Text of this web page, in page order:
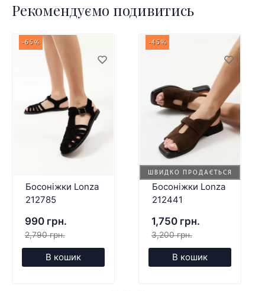
Рекомендуємо подивитись
-65%
Босоніжки Lonza
212785
990 грн.
2,790 грн.
В кошик
ШВИДКО ПРОДАЄТЬСЯ
-45%
Босоніжки Lonza
212441
1,750 грн.
3,200 грн.
В кошик